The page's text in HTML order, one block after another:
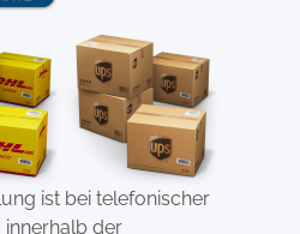
ist bei telefonischer
innerhalb der